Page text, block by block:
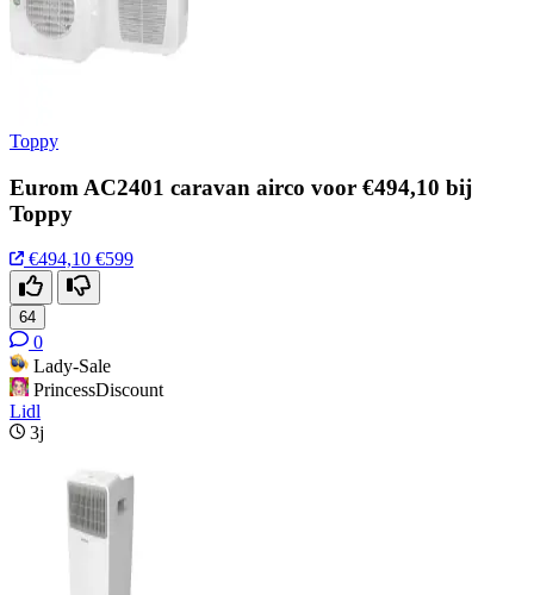
Toppy
Eurom AC2401 caravan airco voor €494,10 bij
Toppy
€494,10 €599
64
0
Lady-Sale
PrincessDiscount
Lidl
3j